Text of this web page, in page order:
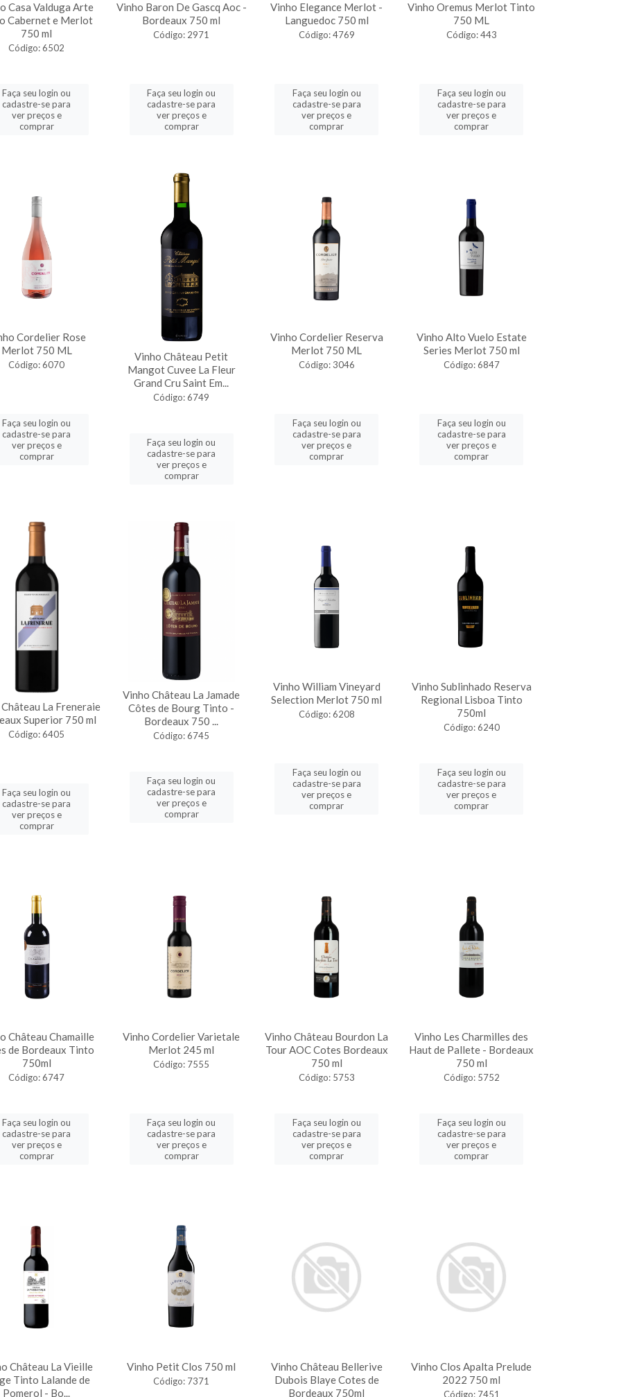
Casa Valduga Arte
Cabernet e Merlot
750 ml
Código: 6502
Faça seu login ou
cadastre-se para
ver preços e
comprar
Vinho Baron De Gascq Aoc -
Bordeaux 750 ml
Código: 2971
Faça seu login ou
cadastre-se para
ver preços e
comprar
Vinho Elegance Merlot -
Languedoc 750 ml
Código: 4769
Faça seu login ou
cadastre-se para
ver preços e
comprar
Vinho Oremus Merlot Tinto
750 ML
Código: 443
Faça seu login ou
cadastre-se para
ver preços e
comprar
Cordelier Rose
Merlot 750 ML
Código: 6070
Faça seu login ou
cadastre-se para
ver preços e
comprar
Vinho Château Petit
Mangot Cuvee La Fleur
Grand Cru Saint Em...
Código: 6749
Faça seu login ou
cadastre-se para
ver preços e
comprar
Vinho Cordelier Reserva
Merlot 750 ML
Código: 3046
Faça seu login ou
cadastre-se para
ver preços e
comprar
Vinho Alto Vuelo Estate
Series Merlot 750 ml
Código: 6847
Faça seu login ou
cadastre-se para
ver preços e
comprar
La Freneraie
Superior 750 ml
Código: 6405
Faça seu login ou
cadastre-se para
ver preços e
comprar
Vinho Château La Jamade
Côtes de Bourg Tinto -
Bordeaux 750 ...
Código: 6745
Faça seu login ou
cadastre-se para
ver preços e
comprar
Vinho William Vineyard
Selection Merlot 750 ml
Código: 6208
Faça seu login ou
cadastre-se para
ver preços e
comprar
Vinho Sublinhado Reserva
Regional Lisboa Tinto
750ml
Código: 6240
Faça seu login ou
cadastre-se para
ver preços e
comprar
Château Chamaille
de Bordeaux Tinto
750ml
Código: 6747
Faça seu login ou
cadastre-se para
ver preços e
comprar
Vinho Cordelier Varietale
Merlot 245 ml
Código: 7555
Faça seu login ou
cadastre-se para
ver preços e
comprar
Vinho Château Bourdon La
Tour AOC Cotes Bordeaux
750 ml
Código: 5753
Faça seu login ou
cadastre-se para
ver preços e
comprar
Vinho Les Charmilles des
Haut de Pallete - Bordeaux
750 ml
Código: 5752
Faça seu login ou
cadastre-se para
ver preços e
comprar
Château La Vieille
Tinto Lalande de
Pomerol - Bo...
Vinho Petit Clos 750 ml
Código: 7371
Vinho Château Bellerive
Dubois Blaye Cotes de
Bordeaux 750ml
Vinho Clos Apalta Prelude
2022 750 ml
Código: 7451